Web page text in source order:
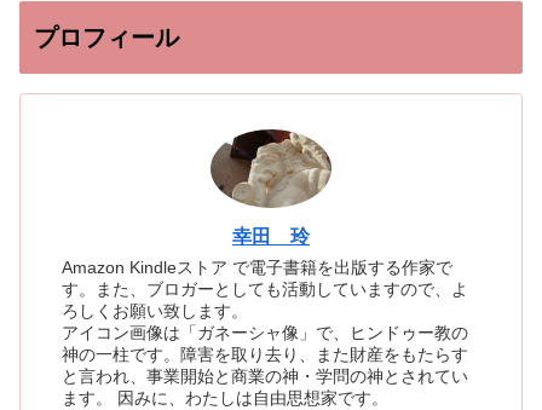
プロフィール
幸田 玲
Amazon Kindleストア で電子書籍を出版する作家で
す。また、ブロガーとしても活動していますので、よ
ろしくお願い致します。
アイコン画像は「ガネーシャ像」で、ヒンドゥー教の
神の一柱です。障害を取り去り、また財産をもたらす
と言われ、事業開始と商業の神・学問の神とされてい
ます。 因みに、わたしは自由思想家です。